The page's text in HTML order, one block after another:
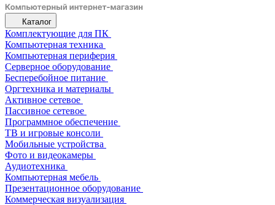
Каталог
Комплектующие для ПК
Компьютерная техника
Компьютерная периферия
Серверное оборудование
Бесперебойное питание
Оргтехника и материалы
Активное сетевое
Пассивное сетевое
Программное обеспечение
ТВ и игровые консоли
Мобильные устройства
Фото и видеокамеры
Аудиотехника
Компьютерная мебель
Презентационное оборудование
Коммерческая визуализация